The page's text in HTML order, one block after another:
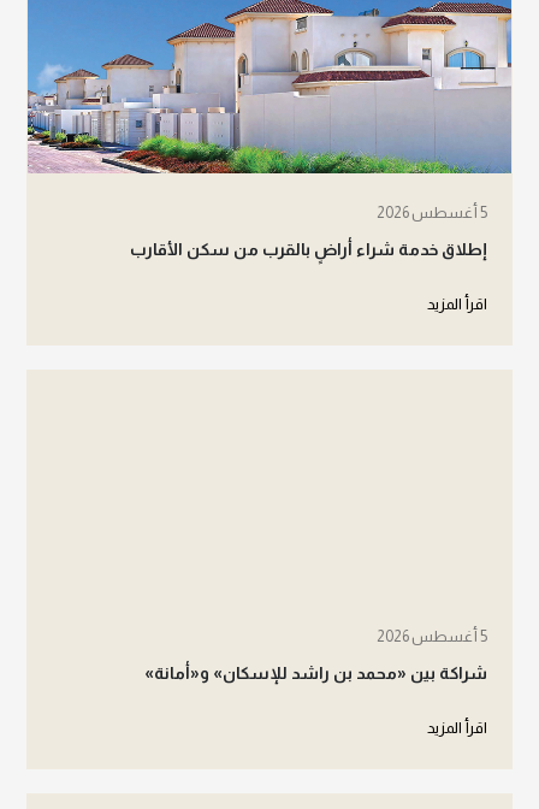
5 أغسطس 2026
إطلاق خدمة شراء أراضٍ بالقرب من سكن الأقارب
اقرأ المزيد
5 أغسطس 2026
شراكة بين «محمد بن راشد للإسكان» و«أمانة»
اقرأ المزيد